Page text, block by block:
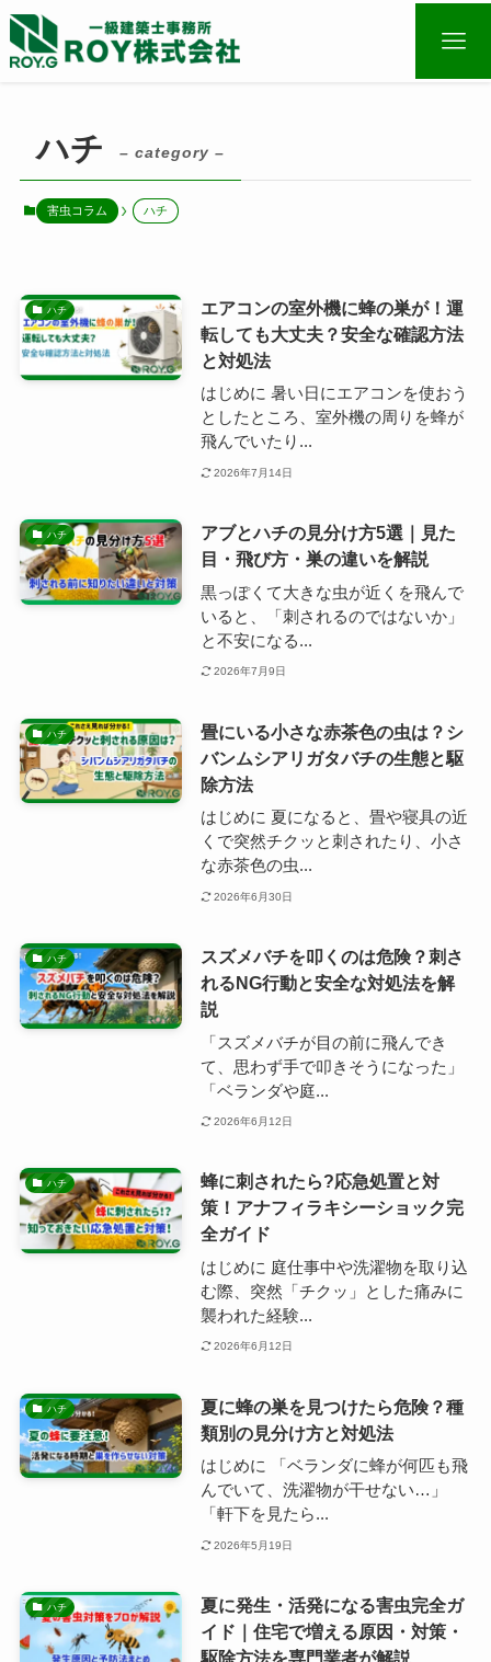
ハチ – category –
害虫コラム ハチ
ハチ
エアコンの室外機に蜂の巣が！運
転しても大丈夫？安全な確認方法
と対処法
はじめに 暑い日にエアコンを使おう
としたところ、室外機の周りを蜂が
飛んでいたり...
2026年7月14日
ハチ
アブとハチの見分け方5選｜見た
目・飛び方・巣の違いを解説
黒っぽくて大きな虫が近くを飛んで
いると、「刺されるのではないか」
と不安になる...
2026年7月9日
ハチ
畳にいる小さな赤茶色の虫は？シ
バンムシアリガタバチの生態と駆
除方法
はじめに 夏になると、畳や寝具の近
くで突然チクッと刺されたり、小さ
な赤茶色の虫...
2026年6月30日
ハチ
スズメバチを叩くのは危険？刺さ
れるNG行動と安全な対処法を解
説
「スズメバチが目の前に飛んでき
て、思わず手で叩きそうになった」
「ベランダや庭...
2026年6月12日
ハチ
蜂に刺されたら?応急処置と対
策！アナフィラキシーショック完
全ガイド
はじめに 庭仕事中や洗濯物を取り込
む際、突然「チクッ」とした痛みに
襲われた経験...
2026年6月12日
ハチ
夏に蜂の巣を見つけたら危険？種
類別の見分け方と対処法
はじめに 「ベランダに蜂が何匹も飛
んでいて、洗濯物が干せない…」
「軒下を見たら...
2026年5月19日
ハチ
夏に発生・活発になる害虫完全ガ
イド｜住宅で増える原因・対策・
駆除方法を専門業者が解説